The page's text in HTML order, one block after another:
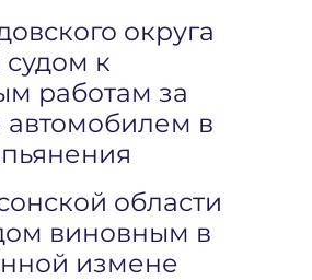
округа
к
работам за
в
области
виновным в
измене